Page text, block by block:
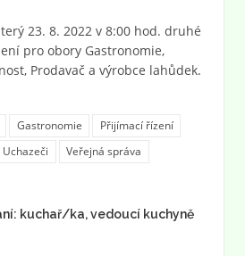
23. 8. 2022 v 8:00 hod. druhé
pro obory Gastronomie,
Prodavač a výrobce lahůdek.
Gastronomie
Přijímací řízení
Uchazeči Veřejná správa
kuchař/ka, vedoucí kuchyně